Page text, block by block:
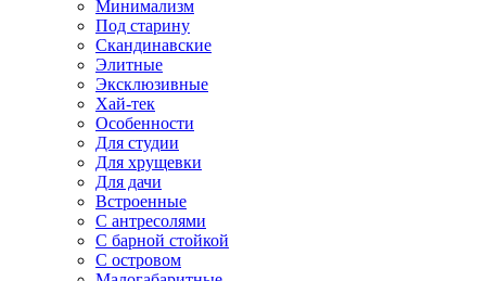
Минимализм
Под старину
Скандинавские
Элитные
Эксклюзивные
Хай-тек
Особенности
Для студии
Для хрущевки
Для дачи
Встроенные
С антресолями
С барной стойкой
С островом